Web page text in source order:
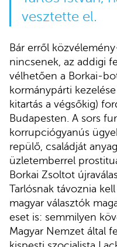
vesztette el.
Bár erről
nincsenek, az addigi
vélhetően a Borkai-
kormánypárti
kitartás a végsőkig)
Budapesten. A sors
korrupciógyanús
repülő, családját
üzletemberrel
Borkai Zsoltot
Tarlósnak távoznia
magyar választók
eset is: semmilyen
Magyar Nemzet által